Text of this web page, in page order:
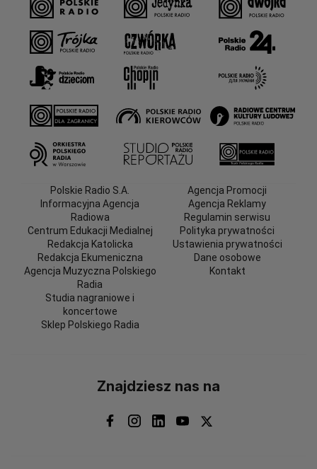
Polskie Radio S.A.
Informacyjna Agencja
Radiowa
Centrum Edukacji Medialnej
Redakcja Katolicka
Redakcja Ekumeniczna
Agencja Muzyczna Polskiego
Radia
Studia nagraniowe i
koncertowe
Sklep Polskiego Radia
Agencja Promocji
Agencja Reklamy
Regulamin serwisu
Polityka prywatności
Ustawienia prywatności
Dane osobowe
Kontakt
Znajdziesz nas na